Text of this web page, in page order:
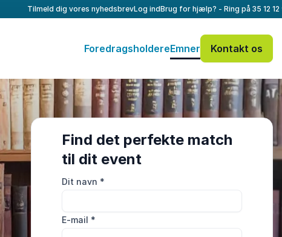
Tilmeld dig vores nyhedsbrevLog indBrug for hjælp? - Ring på 35 12
ForedragsholdereEmner Kontakt os
Find det perfekte match
til dit event
Dit navn *
E-mail *